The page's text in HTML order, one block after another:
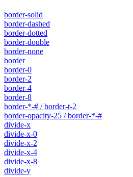
border-solid
border-dashed
border-dotted
border-double
border-none
border
border-0
border-2
border-4
border-8
border-*-# / border-t-2
border-opacity-25 / border-*-#
divide-x
divide-x-0
divide-x-2
divide-x-4
divide-x-8
divide-y